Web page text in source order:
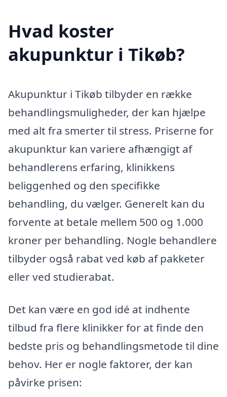
Hvad koster
akupunktur i Tikøb?
Akupunktur i Tikøb tilbyder en række
behandlingsmuligheder, der kan hjælpe
med alt fra smerter til stress. Priserne for
akupunktur kan variere afhængigt af
behandlerens erfaring, klinikkens
beliggenhed og den specifikke
behandling, du vælger. Generelt kan du
forvente at betale mellem 500 og 1.000
kroner per behandling. Nogle behandlere
tilbyder også rabat ved køb af pakketer
eller ved studierabat.
Det kan være en god idé at indhente
tilbud fra flere klinikker for at finde den
bedste pris og behandlingsmetode til dine
behov. Her er nogle faktorer, der kan
påvirke prisen: